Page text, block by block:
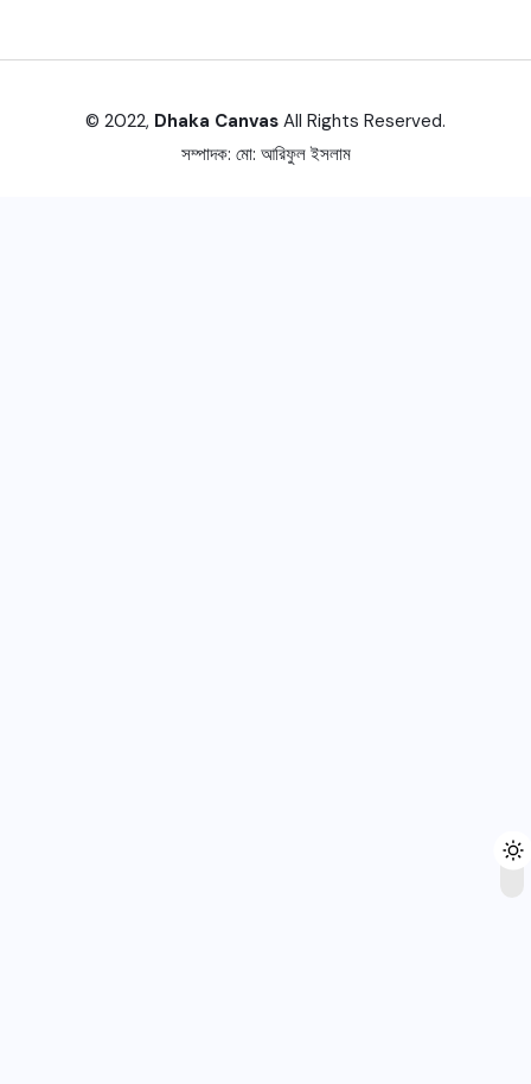
© 2022, Dhaka Canvas All Rights Reserved.
সম্পাদক: মো: আরিফুল ইসলাম